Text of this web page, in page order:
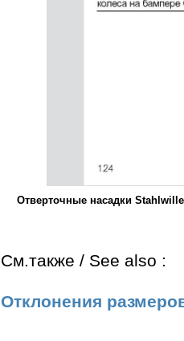
Отверточные насадки
См.также / See also :
Отклонения